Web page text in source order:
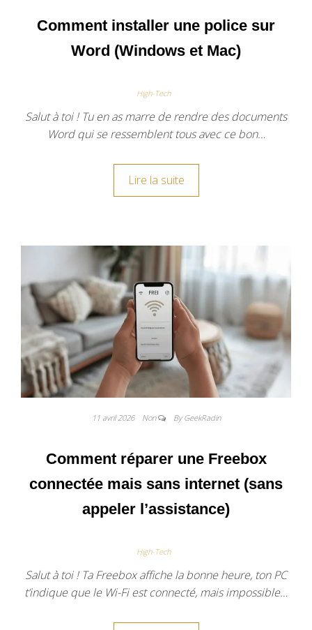
Comment installer une police sur
Word (Windows et Mac)
High-Tech
Salut à toi ! Tu en as marre de rendre des documents
Word qui se ressemblent tous avec ce bon…
Lire la suite
11 avril 2026 Non By GeekRadin
Comment réparer une Freebox
connectée mais sans internet (sans
appeler l’assistance)
High-Tech
Salut à toi ! Ta Freebox affiche la bonne heure, ton PC
t’indique que le Wi-Fi est connecté, mais impossible…